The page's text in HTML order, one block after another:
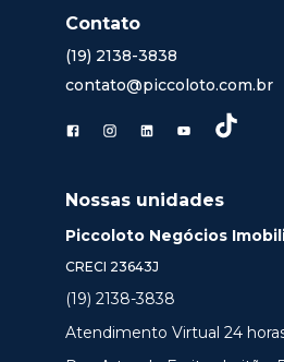
Contato
(19) 2138-3838
contato@piccoloto.com.br
Nossas unidades
Piccoloto Negócios
CRECI 23643J
(19) 2138-3838
Atendimento Virtual 24